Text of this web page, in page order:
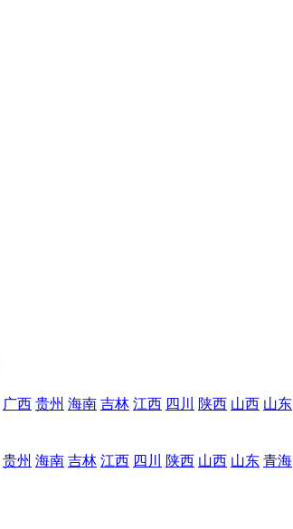
广西 贵州 海南 吉林 江西 四川 陕西 山西 山东
贵州 海南 吉林 江西 四川 陕西 山西 山东 青海